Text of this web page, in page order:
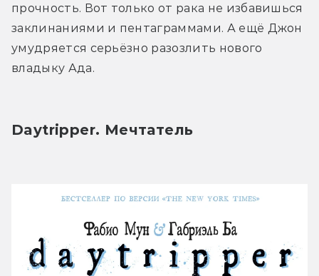
прочность. Вот только от рака не избавишься
заклинаниями и пентаграммами. А ещё Джон
умудряется серьёзно разозлить нового
владыку Ада.
Daytripper. Мечтатель